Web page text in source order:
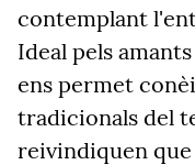
contemplant
Ideal pels
ens permet
tradicionals del
reivindiquen